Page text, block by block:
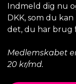
Indmeld dig nu
DKK, som du
det, du har brug
Medlemskabet
20 kr/md.